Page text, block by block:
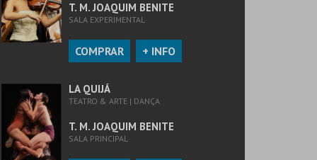
T. M. JOAQUIM BENITE
SALA EXPERIMENTAL
COMPRAR + INFO
LA QUIJÁ
TEATRO & ARTE | DANÇA
T. M. JOAQUIM BENITE
SALA PRINCIPAL